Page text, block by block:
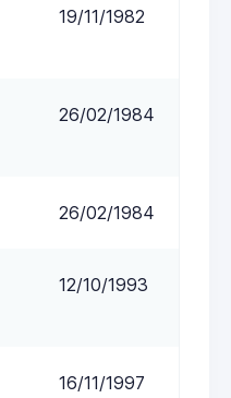
19/11/1982
26/02/1984
26/02/1984
12/10/1993
16/11/1997